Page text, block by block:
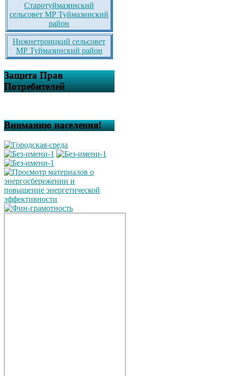
Старотуймазинский
сельсовет МР Туймазинский
район
Нижнетроицкий сельсовет
МР Туймазинский район
Защита Прав
Потребителей
Вниманию населения!